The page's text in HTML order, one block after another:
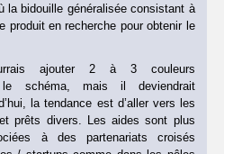
la bidouille généralisée consistant à
produit en recherche pour obtenir le
ajouter 2 à 3 couleurs
le schéma, mais il deviendrait
la tendance est d’aller vers les
prêts divers. Les aides sont plus
à des partenariats croisés